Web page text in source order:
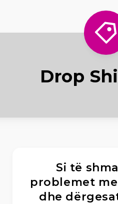
Drop
Si të
problemet
dhe